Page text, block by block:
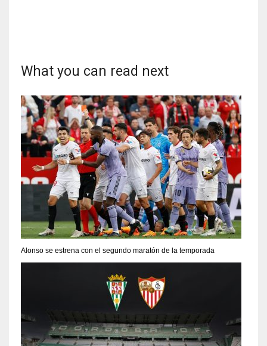
What you can read next
Alonso se estrena con el segundo maratón de la temporada